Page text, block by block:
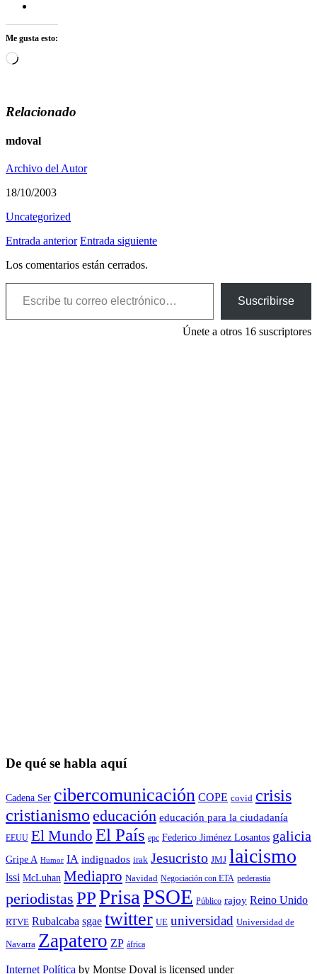
Me gusta esto:
Cargando...
Relacionado
mdoval
Archivo del Autor
18/10/2003
Uncategorized
Entrada anterior Entrada siguiente
Los comentarios están cerrados.
Escribe tu correo electrónico…
Suscribirse
Únete a otros 16 suscriptores
De qué se habla aquí
Cadena Ser cibercomunicación COPE covid crisis
cristianismo educación educación para la ciudadaní­a
EEUU El Mundo El País epc Federico Jiménez Losantos galicia
Gripe A Humor IA indignados irak Jesucristo JMJ laicismo
lssi McLuhan Mediapro Navidad Negociación con ETA pederastia
periodistas PPPrisaPSOE Público rajoy Reino Unido
RTVE Rubalcaba sgae twitter UE universidad Universidad de
Navarra Zapatero ZP áfrica
Internet Política by Montse Doval is licensed under